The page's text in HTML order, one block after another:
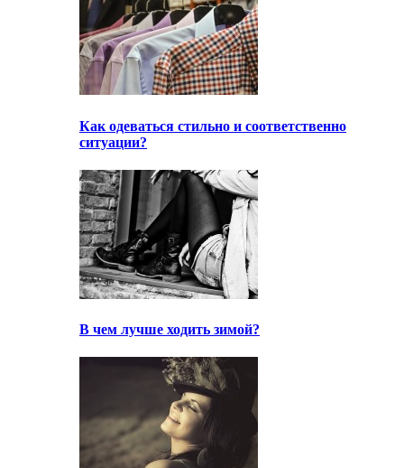
Как одеваться стильно и соответственно
ситуации?
В чем лучше ходить зимой?